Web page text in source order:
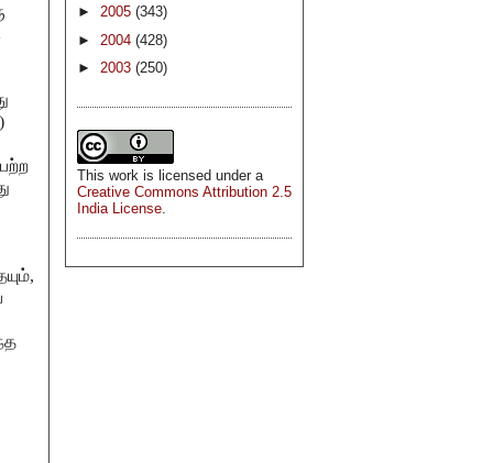
► 2005 (343)
► 2004 (428)
► 2003 (250)
This work is licensed under a
Creative Commons Attribution 2.5
India License